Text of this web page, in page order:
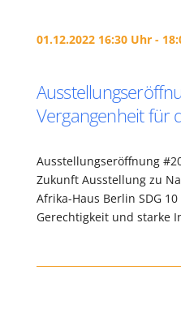
01.12.2022 16:30 Uhr -
Vergangenheit für
Ausstellungseröffnung
Zukunft Ausstellung zu
Afrika-Haus Berlin SDG
Gerechtigkeit und starke